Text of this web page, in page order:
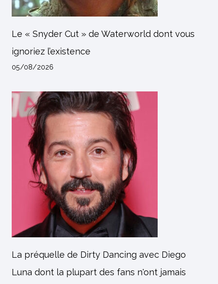
Le « Snyder Cut » de Waterworld dont vous
ignoriez l’existence
05/08/2026
La préquelle de Dirty Dancing avec Diego
Luna dont la plupart des fans n'ont jamais